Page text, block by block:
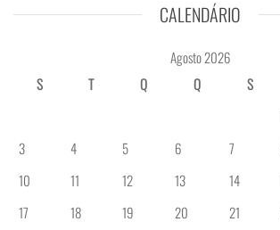
CALENDÁRIO
Agosto 2026
S
T Q Q S
3
4 5 6 7
10
11 12 13 14
17
18 19 20 21